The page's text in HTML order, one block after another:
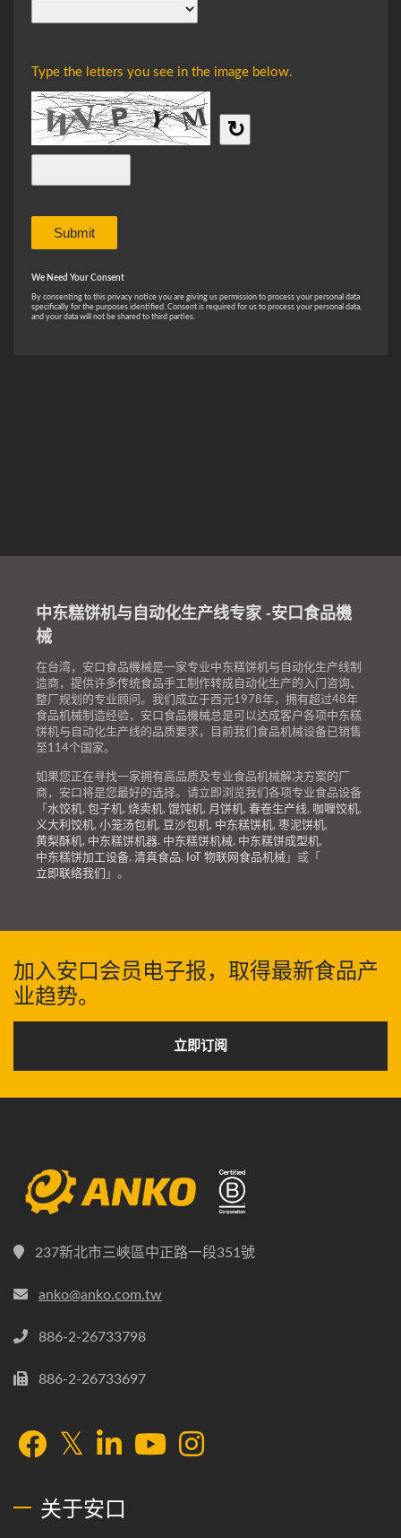
中东糕饼机与自动化生产线专家 -安口食品機
械
在台湾，安口食品機械是一家专业中东糕饼机与自动化生产线制
造商，提供许多传统食品手工制作转成自动化生产的入门咨询、
整厂规划的专业顾问。我们成立于西元1978年，拥有超过48年
食品机械制造经验，安口食品機械总是可以达成客户各项中东糕
饼机与自动化生产线的品质要求，目前我们食品机械设备已销售
至114个国家。
如果您正在寻找一家拥有高品质及专业食品机械解决方案的厂
商，安口将是您最好的选择。请立即浏览我们各项专业食品设备
「 水饺机, 包子机, 烧卖机, 馄饨机, 月饼机, 春卷生产线, 咖喱饺机,
义大利饺机, 小笼汤包机, 豆沙包机, 中东糕饼机, 枣泥饼机,
黄梨酥机, 中东糕饼机器. 中东糕饼机械, 中东糕饼成型机,
中东糕饼加工设备, 清真食品, IoT 物联网食品机械 」或「
立即联络我们
」。
加入安口会员电子报，取得最新食品产
业趋势。
立即订阅
237新北市三峽區中正路一段351號
anko@anko.com.tw
886-2-26733798
886-2-26733697
关于安口